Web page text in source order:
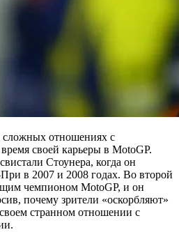
сложных отношениях с
своей карьеры в MotoGP.
Стоунера, когда он
в 2007 и 2008 годах. Во второй
чемпионом MotoGP, и он
почему зрители «оскорбляют»
странном отношении с